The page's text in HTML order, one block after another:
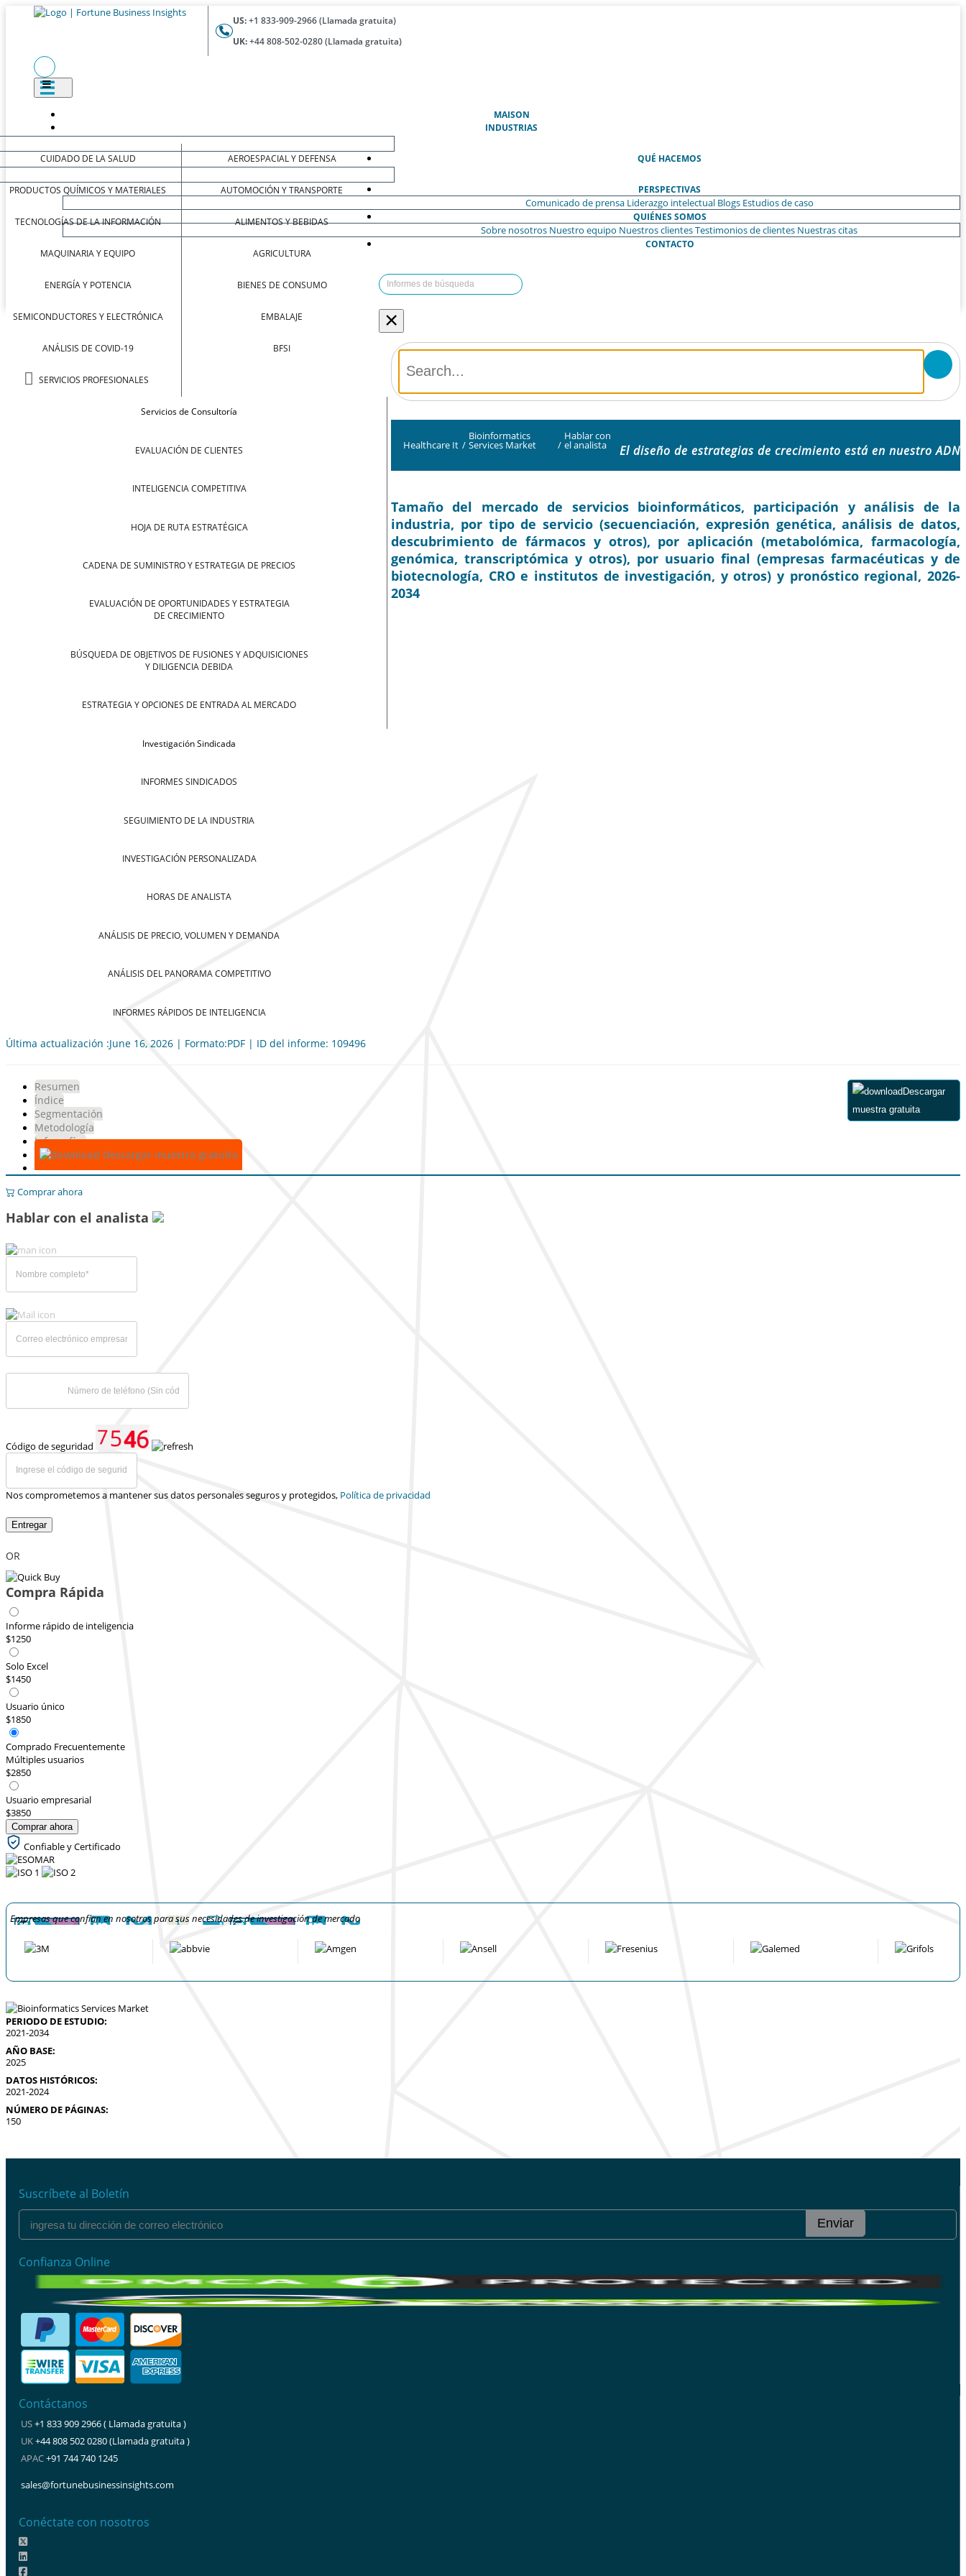
US:+1 833-909-2966 (Llamada gratuita)
UK:+44 808-502-0280 (Llamada gratuita)
MAISON(ACTUAL)
INDUSTRIAS
CUIDADO DE LA SALUD
PRODUCTOS QUÍMICOS Y MATERIALES
TECNOLOGÍAS DE LA INFORMACIÓN
MAQUINARIA Y EQUIPO
ENERGÍA Y POTENCIA
SEMICONDUCTORES Y ELECTRÓNICA
ANÁLISIS DE COVID-19
SERVICIOS PROFESIONALES
AEROESPACIAL Y DEFENSA
AUTOMOCIÓN Y TRANSPORTE
ALIMENTOS Y BEBIDAS
AGRICULTURA
BIENES DE CONSUMO
EMBALAJE
BFSI
QUÉ HACEMOS
Servicios de Consultoría
EVALUACIÓN DE CLIENTES
INTELIGENCIA COMPETITIVA
HOJA DE RUTA ESTRATÉGICA
CADENA DE SUMINISTRO Y ESTRATEGIA DE PRECIOS
EVALUACIÓN DE OPORTUNIDADES Y ESTRATEGIA
DE CRECIMIENTO
BÚSQUEDA DE OBJETIVOS DE FUSIONES Y ADQUISICIONES
Y DILIGENCIA DEBIDA
ESTRATEGIA Y OPCIONES DE ENTRADA AL MERCADO
Investigación Sindicada
INFORMES SINDICADOS
SEGUIMIENTO DE LA INDUSTRIA
INVESTIGACIÓN PERSONALIZADA
HORAS DE ANALISTA
ANÁLISIS DE PRECIO, VOLUMEN Y DEMANDA
ANÁLISIS DEL PANORAMA COMPETITIVO
INFORMES RÁPIDOS DE INTELIGENCIA
PERSPECTIVAS
Comunicado de prensa Liderazgo intelectual Blogs Estudios de caso
QUIÉNES SOMOS
Sobre nosotros Nuestro equipo Nuestros clientesTestimonios de clientes Nuestras citas
CONTACTO
×
Healthcare It /
Bioinformatics
Services Market /
Hablar con
el analista El diseño de estrategias de crecimiento está en nuestro ADN
Tamaño del mercado de servicios bioinformáticos, participación y análisis de la
industria, por tipo de servicio (secuenciación, expresión genética, análisis de datos,
descubrimiento de fármacos y otros), por aplicación (metabolómica, farmacología,
genómica, transcriptómica y otros), por usuario final (empresas farmacéuticas y de
biotecnología, CRO e institutos de investigación, y otros) y pronóstico regional, 2026-
2034
Última actualización :June 16, 2026 | Formato:PDF | ID del informe: 109496
Resumen
Índice
Segmentación
Metodología
Infografías
Descargar muestra gratuita
Descargar
muestra gratuita
Comprar ahora
Hablar con el analista
Código de seguridad
Nos comprometemos a mantener sus datos personales seguros y protegidos, Política de privacidad
Entregar
OR
Compra Rápida
Informe rápido de inteligencia
$1250
Solo Excel
$1450
Usuario único
$1850
Comprado Frecuentemente
Múltiples usuarios
$2850
Usuario empresarial
$3850
Comprar ahora
Confiable y Certificado
Empresas que confían en nosotros para sus necesidades de investigación de mercado
PERIODO DE ESTUDIO:
2021-2034
AÑO BASE:
2025
DATOS HISTÓRICOS:
2021-2024
NÚMERO DE PÁGINAS:
150
Suscríbete al Boletín
Enviar
Confianza Online
Contáctanos
US+1 833 909 2966 ( Llamada gratuita )
UK+44 808 502 0280 (Llamada gratuita )
APAC+91 744 740 1245
sales@fortunebusinessinsights.com
Conéctate con nosotros